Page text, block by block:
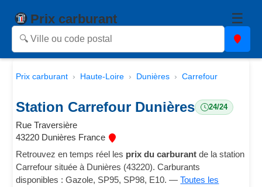
Prix carburant ☰
Prix carburant Haute-Loire Dunières Carrefour
Station Carrefour Dunières 24/24
Rue Traversière
43220 Dunières France
Retrouvez en temps réel les prix du carburant de la station
Carrefour située à Dunières (43220). Carburants
disponibles : Gazole, SP95, SP98, E10. —Toutes les